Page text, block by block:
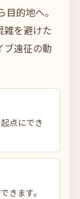
的地へ。
雑を避けた
ブ遠征の動
点にでき
きます。